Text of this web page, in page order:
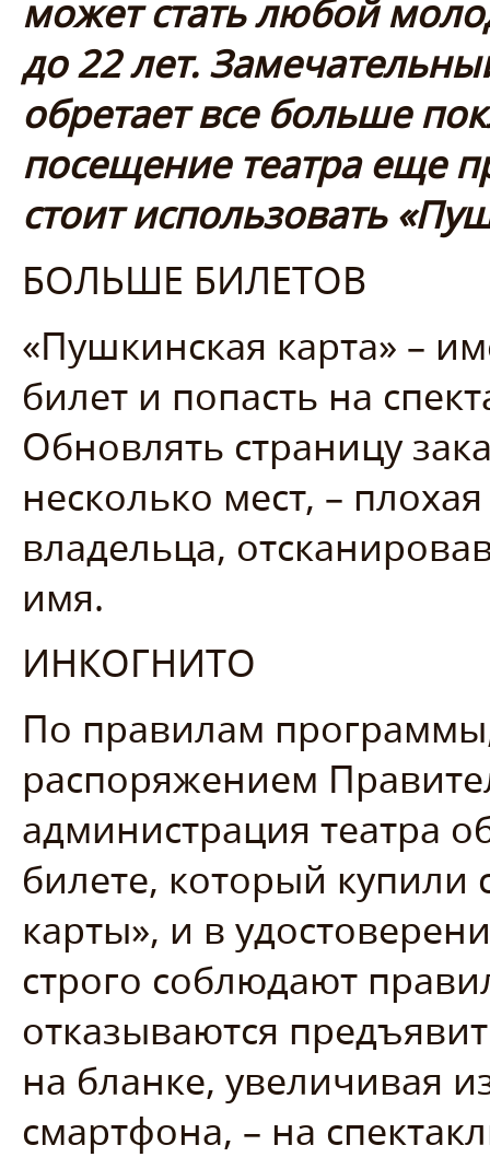
может стать любой
до 22 лет.
обретает все больше
посещение театра еще
стоит использовать
БОЛЬШЕ БИЛЕТОВ
«Пушкинская карта» –
билет и попасть на
Обновлять страницу
несколько мест, –
владельца,
имя.
ИНКОГНИТО
По правилам
распоряжением
администрация театра
билете, который
карты», и в
строго соблюдают
отказываются
на бланке, увеличивая
смартфона, – на